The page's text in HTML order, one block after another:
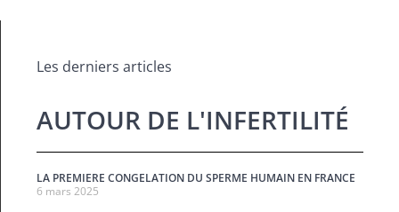
Les derniers articles
AUTOUR DE L'INFERTILITÉ
LA PREMIERE CONGELATION DU SPERME HUMAIN EN FRANCE
6 mars 2025